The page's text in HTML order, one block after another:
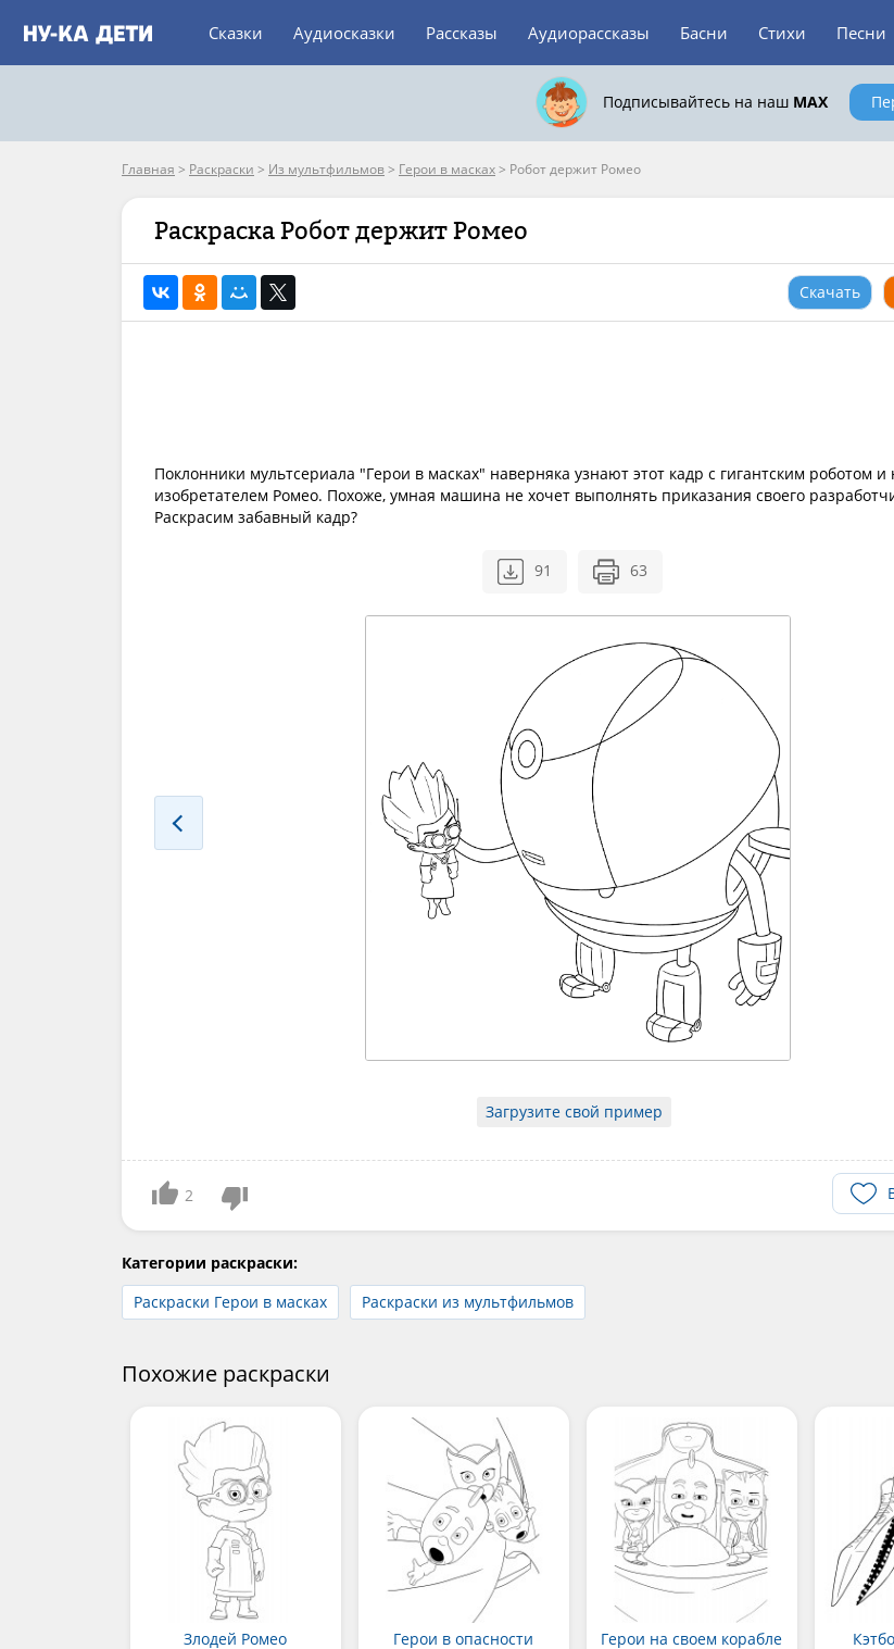
Сказки Аудиосказки Рассказы Аудиорассказы Басни Стихи Песни
Подписывайтесь на наш MAX
Главная > Раскраски > Из мультфильмов> Герои в масках> Робот держит Ромео
Раскраска Робот держит Ромео
Скачать
Поклонники мультсериала "Герои в масках" наверняка узнают этот кадр с гигантским роботом
изобретателем Ромео. Похоже, умная машина не хочет выполнять приказания своего
Раскрасим забавный кадр?
91 63
Загрузите свой пример
2
Категории раскраски:
Раскраски Герои в масках
Раскраски из мультфильмов
Похожие раскраски
Злодей Ромео Герои в опасности Герои на своем корабле